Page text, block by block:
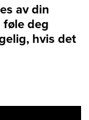
av din
deg
hvis det